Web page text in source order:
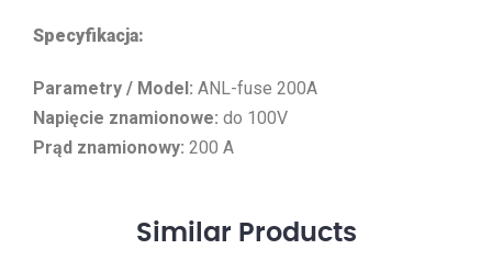
Specyfikacja:
Parametry / Model: ANL-fuse 200A
Napięcie znamionowe: do 100V
Prąd znamionowy: 200 A
Similar Products